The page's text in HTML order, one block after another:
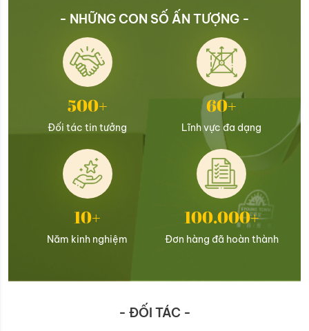
- NHỮNG CON SỐ ẤN TƯỢNG -
500+
Đối tác tin tưởng
60+
Lĩnh vực đa dạng
10+
Năm kinh nghiệm
100.000+
Đơn hàng đã hoàn thành
- ĐỐI TÁC -